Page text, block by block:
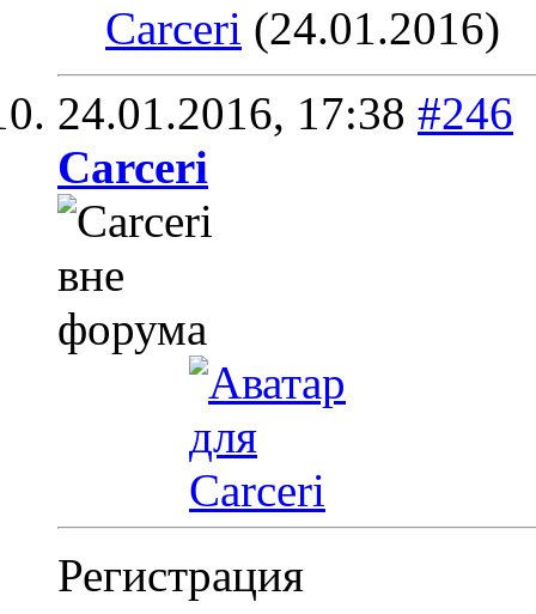
Carceri (24.01.2016)
24.01.2016, 17:38 #246
Carceri
Регистрация